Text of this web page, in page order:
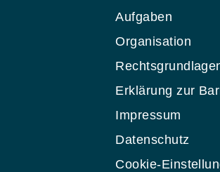
Aufgaben
Organisation
Erklärung zur
Impressum
Datenschutz
Cookie-